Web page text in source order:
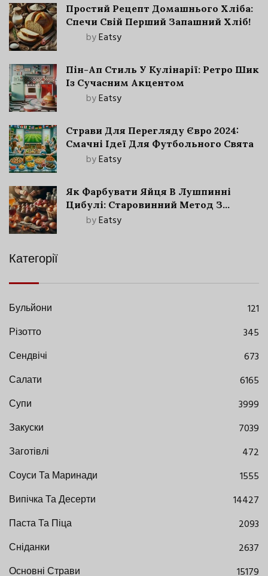
Простий Рецепт Домашнього Хліба:
Спечи Свій Перший Запашний Хліб!
byEatsy
Пін-Ап Стиль У Кулінарії: Ретро Шик
Із Сучасним Акцентом
byEatsy
Страви Для Перегляду Євро 2024:
Смачні Ідеї Для Футбольного Свята
byEatsy
Як Фарбувати Яйця В Лушпинні
Цибулі: Старовинний Метод З
Сучасними Нюансами
byEatsy
Категорії
Бульйони
121
Різотто
345
Сендвічі
673
Салати
6165
Супи
3999
Закуски
7039
Заготівлі
472
Соуси Та Маринади
1555
Випічка Та Десерти
14427
Паста Та Піца
2093
Сніданки
2637
Основні Страви
15179